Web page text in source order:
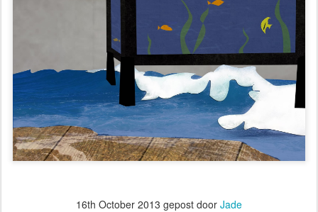
16th October 2013 gepost door Jade